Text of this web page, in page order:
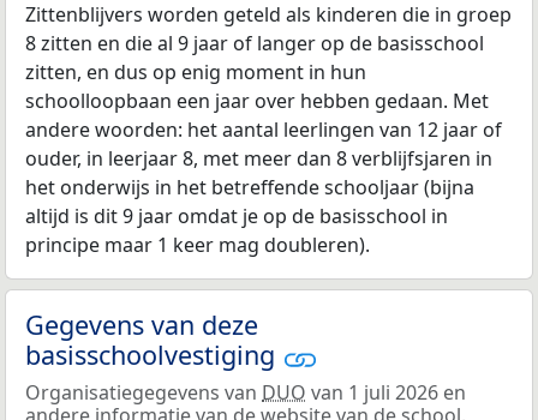
Zittenblijvers worden geteld als kinderen die in groep
8 zitten en die al 9 jaar of langer op de basisschool
zitten, en dus op enig moment in hun
schoolloopbaan een jaar over hebben gedaan. Met
andere woorden: het aantal leerlingen van 12 jaar of
ouder, in leerjaar 8, met meer dan 8 verblijfsjaren in
het onderwijs in het betreffende schooljaar (bijna
altijd is dit 9 jaar omdat je op de basisschool in
principe maar 1 keer mag doubleren).
Gegevens van deze
basisschoolvestiging
Organisatiegegevens van DUO van 1 juli 2026 en